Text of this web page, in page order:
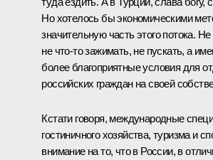
Но хотелось бы экономическими
значительную часть этого потока.
не что‑то зажимать, не пускать, а
более благоприятные условия для
российских граждан на своей
Кстати говоря, международные
гостиничного хозяйства, туризма и
внимание на то, что в России, в